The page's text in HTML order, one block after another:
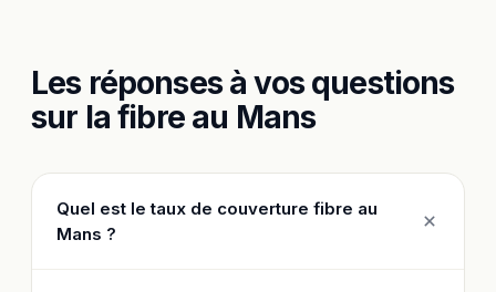
Les réponses à vos questions
sur la fibre au Mans
Quel est le taux de couverture fibre au
Mans ?